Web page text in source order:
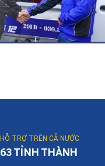
HỖ TRỢ TRÊN CẢ NƯỚC
63 TỈNH THÀNH